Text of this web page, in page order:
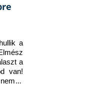
a
a
van!
itt